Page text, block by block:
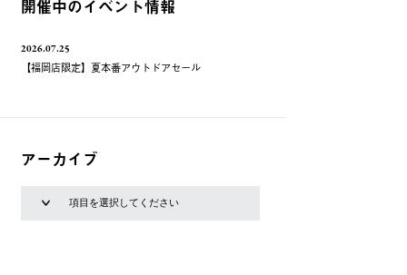
開催中のイベント情報
2026.07.25
【福岡店限定】夏本番アウトドアセール
アーカイブ